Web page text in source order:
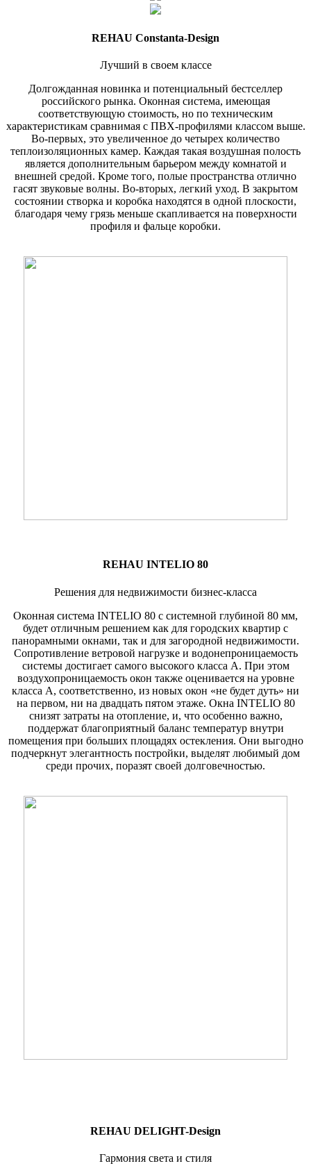
REHAU Constanta-Design
Лучший в своем классе
Долгожданная новинка и потенциальный бестселлер
российского рынка. Оконная система, имеющая
соответствующую стоимость, но по техническим
характеристикам сравнимая с ПВХ-профилями классом выше.
Во-первых, это увеличенное до четырех количество
теплоизоляционных камер. Каждая такая воздушная полость
является дополнительным барьером между комнатой и
внешней средой. Кроме того, полые пространства отлично
гасят звуковые волны. Во-вторых, легкий уход. В закрытом
состоянии створка и коробка находятся в одной плоскости,
благодаря чему грязь меньше скапливается на поверхности
профиля и фальце коробки.
REHAU INTELIO 80
Решения для недвижимости бизнес-класса
Оконная система INTELIO 80 с системной глубиной 80 мм,
будет отличным решением как для городских квартир с
панорамными окнами, так и для загородной недвижимости.
Сопротивление ветровой нагрузке и водонепроницаемость
системы достигает самого высокого класса А. При этом
воздухопроницаемость окон также оценивается на уровне
класса А, соответственно, из новых окон «не будет дуть» ни
на первом, ни на двадцать пятом этаже. Окна INTELIO 80
снизят затраты на отопление, и, что особенно важно,
поддержат благоприятный баланс температур внутри
помещения при больших площадях остекления. Они выгодно
подчеркнут элегантность постройки, выделят любимый дом
среди прочих, поразят своей долговечностью.
REHAU DELIGHT-Design
Гармония света и стиля